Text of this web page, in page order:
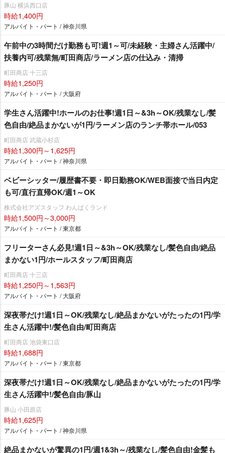
豚山 横浜西口店
時給1,400円
アルバイト・パート / 神奈川県
午前中の3時間だけ勤務も可!週1～可/未経験・主婦さん活躍中/
扶養内可/残業無/町田商店/ラーメン店の仕込み・清掃
町田商店 十三店
時給1,250円
アルバイト・パート / 大阪府
学生さん活躍中!ホールのお仕事!週1日～&3h～OK/残業なし/髪
色自由/絶品まかないが1円/ラーメン店のランチ帯ホール/053
町田商店 武蔵小杉店
時給1,300円～1,625円
アルバイト・パート / 神奈川県
ベビーシッター/履歴書不要・即日勤務OK/WEB面接で当日内定
も可/直行直帰OK/週1～OK
株式会社アズスタッフ わんぱくランド
時給1,500円～3,000円
アルバイト・パート / 東京都
フリーターさん必見!週1日～&3h～OK/残業なし/髪色自由/絶品
まかない1円/ホールスタッフ/町田商店
町田商店 十三店
時給1,250円～1,563円
アルバイト・パート / 大阪府
深夜帯だけ!週1日～OK/残業なし/絶品まかないがたったの1円/学
生さん活躍中!/髪色自由/町田商店
町田商店 池袋東口店
時給1,688円
アルバイト・パート / 東京都
深夜帯だけ!週1日～OK/残業なし/絶品まかないがたったの1円/学
生さん活躍中!/髪色自由/豚山
豚山 小田原店
時給1,625円
アルバイト・パート / 神奈川県
絶品まかないが驚異の1円/週1&3h～/残業なし/髪色自由!金髪も